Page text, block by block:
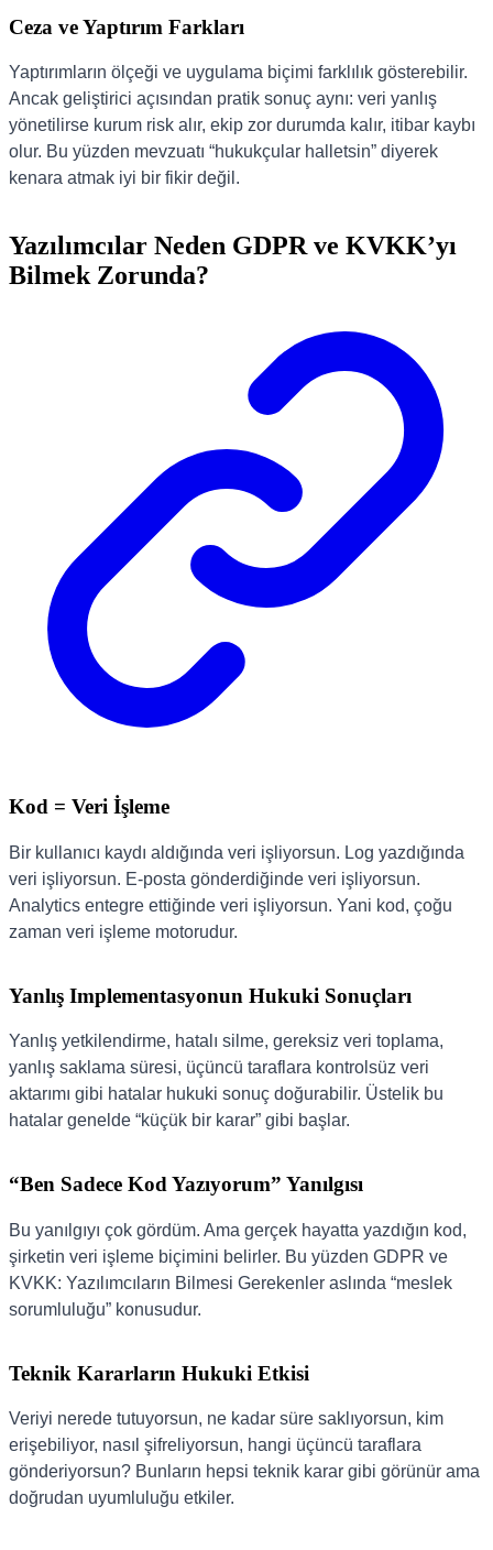
Ceza ve Yaptırım Farkları
Yaptırımların ölçeği ve uygulama biçimi farklılık gösterebilir.
Ancak geliştirici açısından pratik sonuç aynı: veri yanlış
yönetilirse kurum risk alır, ekip zor durumda kalır, itibar kaybı
olur. Bu yüzden mevzuatı “hukukçular halletsin” diyerek
kenara atmak iyi bir fikir değil.
Yazılımcılar Neden GDPR ve KVKK’yı
Bilmek Zorunda?
Kod = Veri İşleme
Bir kullanıcı kaydı aldığında veri işliyorsun. Log yazdığında
veri işliyorsun. E-posta gönderdiğinde veri işliyorsun.
Analytics entegre ettiğinde veri işliyorsun. Yani kod, çoğu
zaman veri işleme motorudur.
Yanlış Implementasyonun Hukuki Sonuçları
Yanlış yetkilendirme, hatalı silme, gereksiz veri toplama,
yanlış saklama süresi, üçüncü taraflara kontrolsüz veri
aktarımı gibi hatalar hukuki sonuç doğurabilir. Üstelik bu
hatalar genelde “küçük bir karar” gibi başlar.
“Ben Sadece Kod Yazıyorum” Yanılgısı
Bu yanılgıyı çok gördüm. Ama gerçek hayatta yazdığın kod,
şirketin veri işleme biçimini belirler. Bu yüzden GDPR ve
KVKK: Yazılımcıların Bilmesi Gerekenler aslında “meslek
sorumluluğu” konusudur.
Teknik Kararların Hukuki Etkisi
Veriyi nerede tutuyorsun, ne kadar süre saklıyorsun, kim
erişebiliyor, nasıl şifreliyorsun, hangi üçüncü taraflara
gönderiyorsun? Bunların hepsi teknik karar gibi görünür ama
doğrudan uyumluluğu etkiler.